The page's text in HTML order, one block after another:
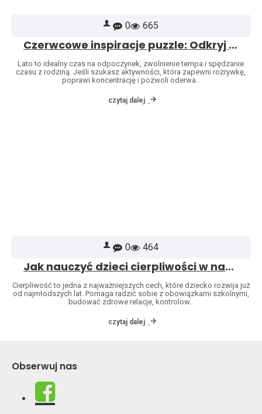
0 665
Czerwcowe inspiracje puzzle: Odkryj świat marek Heye i Jumbo
Lato to idealny czas na odpoczynek, zwolnienie tempa i spędzanie
czasu z rodziną. Jeśli szukasz aktywności, która zapewni rozrywkę,
poprawi koncentrację i pozwoli oderwa..
czytaj dalej
0 464
Jak nauczyć dzieci cierpliwości w naturalny sposób
Cierpliwość to jedna z najważniejszych cech, które dziecko rozwija już
od najmłodszych lat. Pomaga radzić sobie z obowiązkami szkolnymi,
budować zdrowe relacje, kontrolow..
czytaj dalej
Obserwuj nas